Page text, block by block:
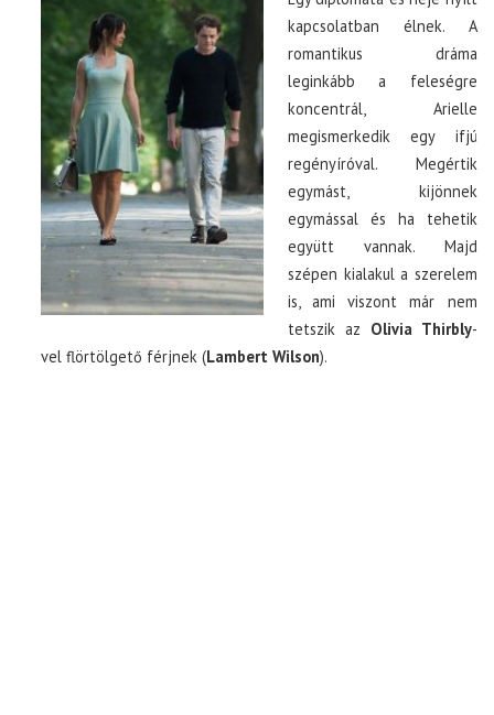
TOP10
KULISSZA
CIKK
PÓLÓ RENDELÉS
kapcsolatban élnek. A
romantikus dráma
leginkább a feleségre
koncentrál, Arielle
megismerkedik egy ifjú
regényíróval. Megértik
egymást, kijönnek
egymással és ha tehetik
együtt vannak. Majd
szépen kialakul a szerelem
is, ami viszont már nem
tetszik az Olivia Thirbly-
vel flörtölgető férjnek (Lambert Wilson).